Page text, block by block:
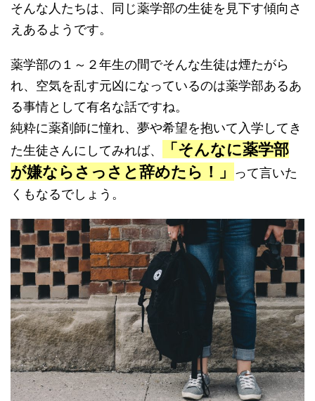
そんな人たちは、同じ薬学部の生徒を見下す傾向さ
えあるようです。
薬学部の１～２年生の間でそんな生徒は煙たがら
れ、空気を乱す元凶になっているのは薬学部あるあ
る事情として有名な話ですね。
純粋に薬剤師に憧れ、夢や希望を抱いて入学してき
た生徒さんにしてみれば、
「そんなに薬学部
が嫌ならさっさと辞めたら！」
って言いた
くもなるでしょう。